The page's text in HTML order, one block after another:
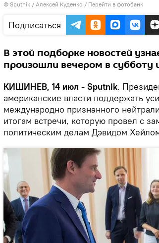
© Sputnik / Алексей Куденко / Перейти в фотобанк
Подписаться
В этой подборке новостей
произошли вечером в субботу
КИШИНЕВ, 14 июл - Sputnik.
американские власти поддержать
международно признанного
итогам встречи, которую провел с
политическим делам Дэвидом